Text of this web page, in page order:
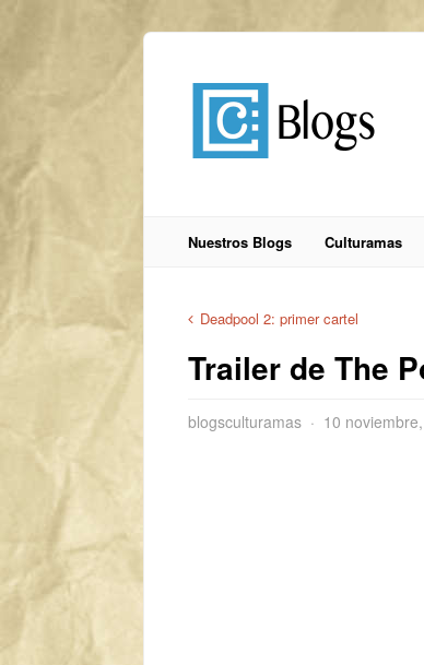
Nuestros Blogs Culturamas
Deadpool 2: primer cartel
Trailer de The
blogsculturamas 10